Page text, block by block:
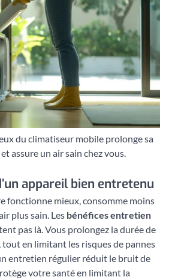
du climatiseur mobile prolonge sa
assure un air sain chez vous.
appareil bien entretenu
fonctionne mieux, consomme moins
plus sain. Les bénéfices entretien
pas là. Vous prolongez la durée de
en limitant les risques de pannes
entretien régulier réduit le bruit de
votre santé en limitant la